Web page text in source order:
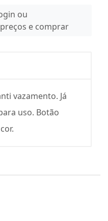
ou
e comprar
vazamento. Já
uso. Botão